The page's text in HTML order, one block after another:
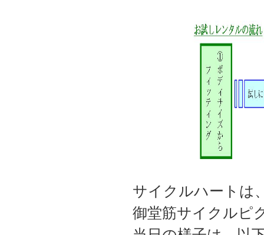
サイクルハートは
御堂筋サイクルピ